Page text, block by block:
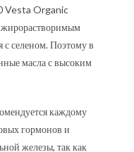
Vesta Organic
жирорастворимым
с селеном. Поэтому в
масла с высоким
каждому
гормонов и
железы, так как